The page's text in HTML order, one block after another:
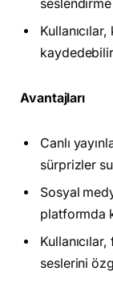
seslendirme
Avantajları
Canlı
sürprizler
Sosyal
platformda
seslerini